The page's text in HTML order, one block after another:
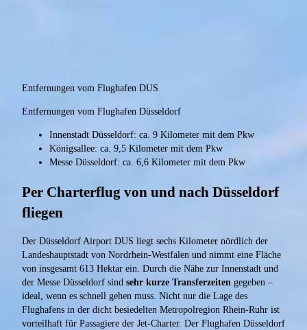
Entfernungen vom Flughafen DUS
Entfernungen vom Flughafen Düsseldorf
Innenstadt Düsseldorf: ca. 9 Kilometer mit dem Pkw
Königsallee: ca. 9,5 Kilometer mit dem Pkw
Messe Düsseldorf: ca. 6,6 Kilometer mit dem Pkw
Per Charterflug von und nach Düsseldorf
fliegen
Der Düsseldorf Airport DUS liegt sechs Kilometer nördlich der
Landeshauptstadt von Nordrhein-Westfalen und nimmt eine Fläche
von insgesamt 613 Hektar ein. Durch die Nähe zur Innenstadt und
der Messe Düsseldorf sind sehr kurze Transferzeiten gegeben –
ideal, wenn es schnell gehen muss. Nicht nur die Lage des
Flughafens in der dicht besiedelten Metropolregion Rhein-Ruhr ist
vorteilhaft für Passagiere der Jet-Charter. Der Flughafen Düsseldorf